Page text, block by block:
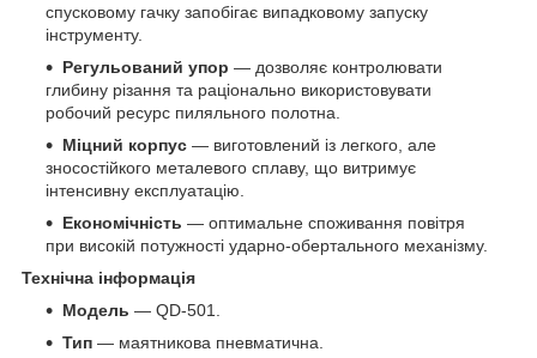
спусковому гачку запобігає випадковому запуску
інструменту.
Регульований упор — дозволяє контролювати
глибину різання та раціонально використовувати
робочий ресурс пиляльного полотна.
Міцний корпус — виготовлений із легкого, але
зносостійкого металевого сплаву, що витримує
інтенсивну експлуатацію.
Економічність — оптимальне споживання повітря
при високій потужності ударно-обертального механізму.
Технічна інформація
Модель — QD-501.
Тип — маятникова пневматична.